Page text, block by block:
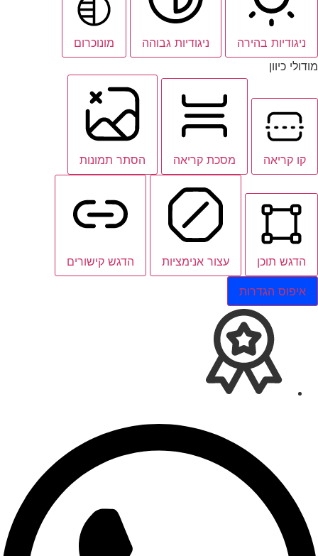
ניגודיות בהירה ניגודיות גבוהה
מונוכרום
מודולי כיוון
קו קריאה מסכת קריאה הסתר תמונות
הדגש תוכן עצור אנימציות הדגש קישורים
איפוס הגדרות